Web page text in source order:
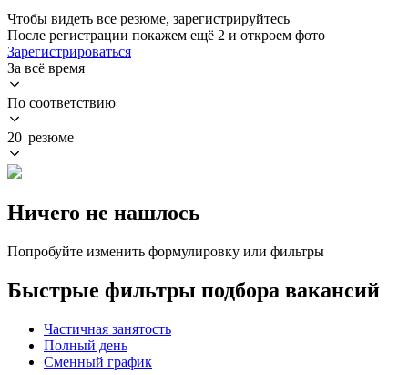
Чтобы видеть все резюме, зарегистрируйтесь
После регистрации покажем ещё 2 и откроем фото
Зарегистрироваться
За всё время
По соответствию
20 резюме
Ничего не нашлось
Попробуйте изменить формулировку или фильтры
Быстрые фильтры подбора вакансий
Частичная занятость
Полный день
Сменный график